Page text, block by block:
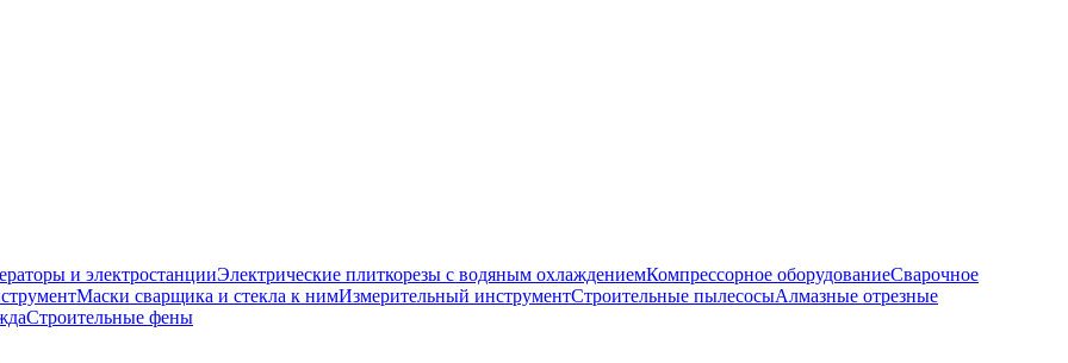
и электростанцииЭлектрические плиткорезы с водяным охлаждениемКомпрессорное оборудованиеСварочное
Маски сварщика и стекла к нимИзмерительный инструментСтроительные пылесосыАлмазные отрезные
Строительные фены